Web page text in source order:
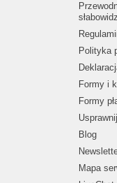
Polityka
Formy i
Formy
Blog
Mapa